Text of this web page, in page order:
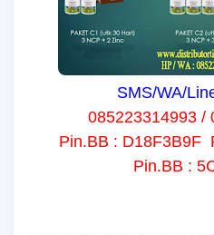
SMS/WA/
085223314993 /
Pin.BB : D18F3B9F
Pin.BB :